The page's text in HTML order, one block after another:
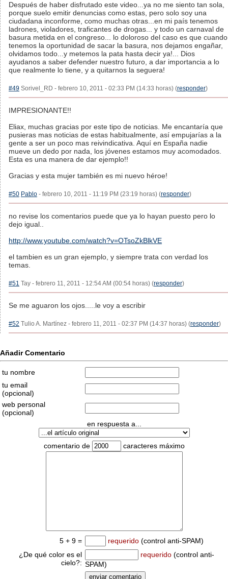
Después de haber disfrutado este video...ya no me siento tan sola,
porque suelo emitir denuncias como estas, pero solo soy una
ciudadana inconforme, como muchas otras...en mi país tenemos
ladrones, violadores, traficantes de drogas... y todo un carnaval de
basura metida en el congreso... lo doloroso del caso es que cuando
tenemos la oportunidad de sacar la basura, nos dejamos engañar,
olvidamos todo...y metemos la pata hasta decir ya!... Dios
ayudanos a saber defender nuestro futuro, a dar importancia a lo
que realmente lo tiene, y a quitarnos la seguera!
#49 Sorivel_RD - febrero 10, 2011 - 02:33 PM (14:33 horas) (responder)
IMPRESIONANTE!!
Eliax, muchas gracias por este tipo de noticias. Me encantaría que
pusieras mas noticias de estas habitualmente, así empujarías a la
gente a ser un poco mas reivindicativa. Aquí en España nadie
mueve un dedo por nada, los jóvenes estamos muy acomodados.
Esta es una manera de dar ejemplo!!
Gracias y esta mujer también es mi nuevo héroe!
#50 Pablo - febrero 10, 2011 - 11:19 PM (23:19 horas) (responder)
no revise los comentarios puede que ya lo hayan puesto pero lo
dejo igual..
http://www.youtube.com/watch?v=OTsoZkBlkVE
el tambien es un gran ejemplo, y siempre trata con verdad los
temas.
#51 Tay - febrero 11, 2011 - 12:54 AM (00:54 horas) (responder)
Se me aguaron los ojos.....le voy a escribir
#52 Tulio A. Martínez - febrero 11, 2011 - 02:37 PM (14:37 horas) (responder)
Añadir Comentario
tu nombre
tu email
(opcional)
web personal
(opcional)
en respuesta a...
comentario de caracteres máximo
5 + 9 = requerido (control anti-SPAM)
¿De qué color es el
cielo?:
requerido (control anti-
SPAM)